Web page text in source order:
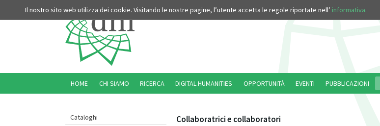
Il nostro sito web utilizza dei cookie. Visitando le nostre pagine, l’utente accetta le regole riportate nell’ informativa.
Cataloghi
Collaboratrici e collaboratori
HOME CHI SIAMO RICERCA DIGITAL HUMANITIES OPPORTUNITÀ EVENTI PUBBLICAZIONI